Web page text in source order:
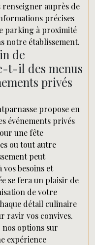
renseigner auprès de
précises
parking à proximité
notre établissement.
de
t-il des menus
privés
propose en
événements privés
une fête
ou tout autre
peut
besoins et
se fera un plaisir de
de votre
détail culinaire
ravir vos convives.
options sur
expérience